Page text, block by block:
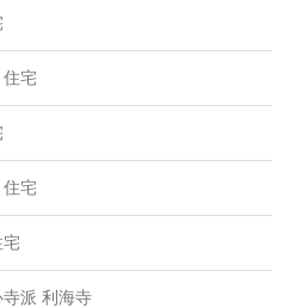
宅
宅
派 利海寺